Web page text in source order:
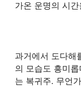
가온 운명의 시
과거에서 도다해
의 모습도 흥미
는 복귀주. 무언